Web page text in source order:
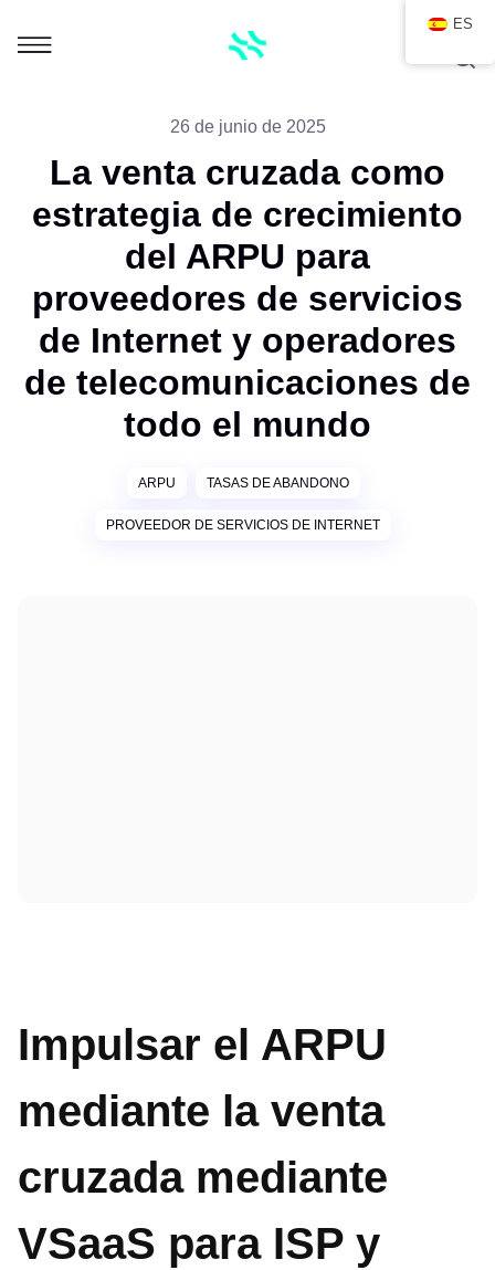
26 de junio de 2025
La venta cruzada como
estrategia de crecimiento
del ARPU para
proveedores de servicios
de Internet y operadores
de telecomunicaciones de
todo el mundo
ARPU TASAS DE ABANDONO
PROVEEDOR DE SERVICIOS DE INTERNET
Impulsar el ARPU
mediante la venta
cruzada mediante
VSaaS para ISP y
ES